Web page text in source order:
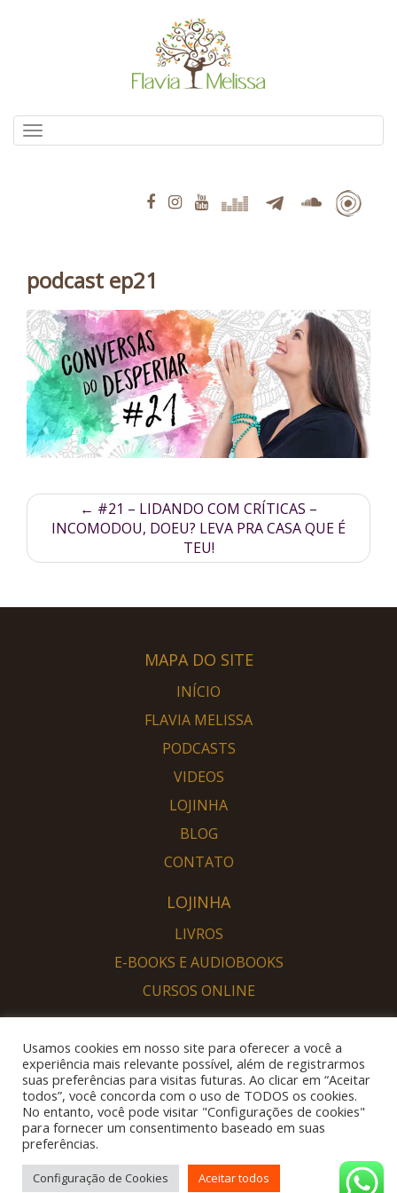
podcast ep21
← #21 – LIDANDO COM CRÍTICAS –
INCOMODOU, DOEU? LEVA PRA CASA QUE É
TEU!
MAPA DO SITE
INÍCIO
FLAVIA MELISSA
PODCASTS
VIDEOS
LOJINHA
BLOG
CONTATO
LOJINHA
LIVROS
E-BOOKS E AUDIOBOOKS
CURSOS ONLINE
SOU DESPERTO
QUERO DESPERTAR
Usamos cookies em nosso site para oferecer a você a
experiência mais relevante possível, além de registrarmos
suas preferências para visitas futuras. Ao clicar em “Aceitar
todos”, você concorda com o uso de TODOS os cookies.
No entanto, você pode visitar "Configurações de cookies"
para fornecer um consentimento baseado em suas
preferências.
Configuração de Cookies Aceitar todos